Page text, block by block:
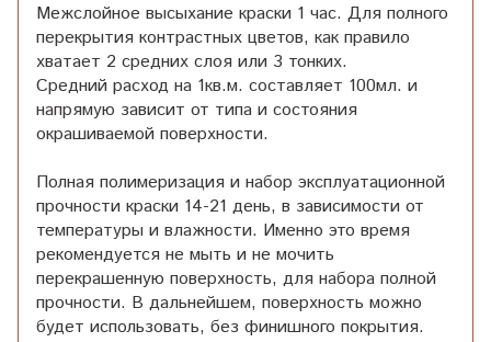
Межслойное высыхание краски 1 час. Для полного
перекрытия контрастных цветов, как правило
хватает 2 средних слоя или 3 тонких.
Средний расход на 1кв.м. составляет 100мл. и
напрямую зависит от типа и состояния
окрашиваемой поверхности.
Полная полимеризация и набор эксплуатационной
прочности краски 14-21 день, в зависимости от
температуры и влажности. Именно это время
рекомендуется не мыть и не мочить
перекрашенную поверхность, для набора полной
прочности. В дальнейшем, поверхность можно
будет использовать, без финишного покрытия.